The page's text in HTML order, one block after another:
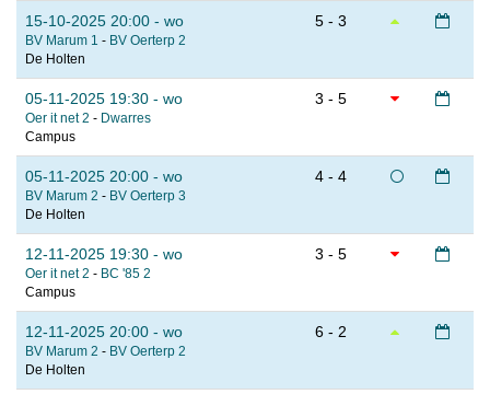
15-10-2025 20:00 - wo
BV Marum 1 - BV Oerterp 2
De Holten
5 - 3
05-11-2025 19:30 - wo
Oer it net 2 - Dwarres
Campus
3 - 5
05-11-2025 20:00 - wo
BV Marum 2 - BV Oerterp 3
De Holten
4 - 4
12-11-2025 19:30 - wo
Oer it net 2 - BC '85 2
Campus
3 - 5
12-11-2025 20:00 - wo
BV Marum 2 - BV Oerterp 2
De Holten
6 - 2